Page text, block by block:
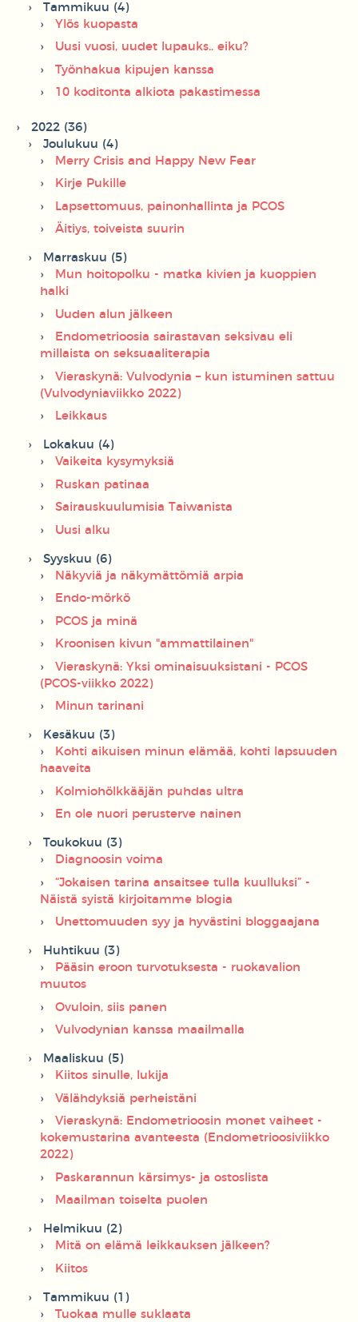
Tammikuu (4)
Ylös kuopasta
Uusi vuosi, uudet lupauks.. eiku?
Työnhakua kipujen kanssa
10 koditonta alkiota pakastimessa
2022 (36)
Joulukuu (4)
Merry Crisis and Happy New Fear
Kirje Pukille
Lapsettomuus, painonhallinta ja PCOS
Äitiys, toiveista suurin
Marraskuu (5)
Mun hoitopolku - matka kivien ja kuoppien
halki
Uuden alun jälkeen
Endometrioosia sairastavan seksivau eli
millaista on seksuaaliterapia
Vieraskynä: Vulvodynia – kun istuminen sattuu
(Vulvodyniaviikko 2022)
Leikkaus
Lokakuu (4)
Vaikeita kysymyksiä
Ruskan patinaa
Sairauskuulumisia Taiwanista
Uusi alku
Syyskuu (6)
Näkyviä ja näkymättömiä arpia
Endo-mörkö
PCOS ja minä
Kroonisen kivun "ammattilainen"
Vieraskynä: Yksi ominaisuuksistani - PCOS
(PCOS-viikko 2022)
Minun tarinani
Kesäkuu (3)
Kohti aikuisen minun elämää, kohti lapsuuden
haaveita
Kolmiohölkkääjän puhdas ultra
En ole nuori perusterve nainen
Toukokuu (3)
Diagnoosin voima
“Jokaisen tarina ansaitsee tulla kuulluksi” -
Näistä syistä kirjoitamme blogia
Unettomuuden syy ja hyvästini bloggaajana
Huhtikuu (3)
Pääsin eroon turvotuksesta - ruokavalion
muutos
Ovuloin, siis panen
Vulvodynian kanssa maailmalla
Maaliskuu (5)
Kiitos sinulle, lukija
Välähdyksiä perheistäni
Vieraskynä: Endometrioosin monet vaiheet -
kokemustarina avanteesta (Endometrioosiviikko
2022)
Paskarannun kärsimys- ja ostoslista
Maailman toiselta puolen
Helmikuu (2)
Mitä on elämä leikkauksen jälkeen?
Kiitos
Tammikuu (1)
Tuokaa mulle suklaata